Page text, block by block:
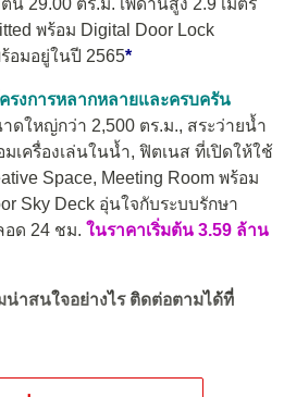
น 29.00 ตร.ม. เพดานสูง 2.9 เมตร
พร้อม Digital Door Lock
อมอยู่ในปี 2565*
รงการหลากหลายและครบครัน
ดใหญ่กว่า 2,500 ตร.ม., สระว่ายน้ำ
เครื่องเล่นในน้ำ, ฟิตเนส ที่เปิดให้ใช้
Space, Meeting Room พร้อม
Sky Deck อุ่นใจกับระบบรักษา
ด 24 ชม. ในราคาเริ่มต้น 3.59 ล้าน
น่าสนใจอย่างไร ติดต่อตามได้ที่